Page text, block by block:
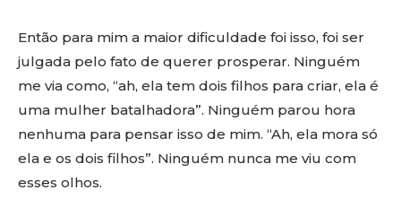
Então para mim a maior dificuldade foi isso, foi ser
julgada pelo fato de querer prosperar. Ninguém
me via como, “ah, ela tem dois filhos para criar, ela é
uma mulher batalhadora”. Ninguém parou hora
nenhuma para pensar isso de mim. “Ah, ela mora só
ela e os dois filhos”. Ninguém nunca me viu com
esses olhos.